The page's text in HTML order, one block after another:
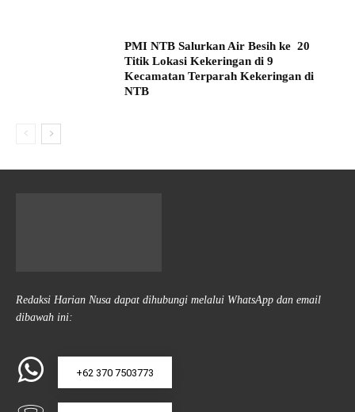
PMI NTB Salurkan Air Besih ke 20
Titik Lokasi Kekeringan di 9
Kecamatan Terparah Kekeringan di
NTB
Redaksi Harian Nusa dapat dihubungi melalui WhatsApp dan email
dibawah ini:
+62 370 7503773